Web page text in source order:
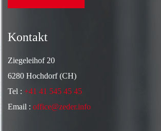
Kontakt
Ziegeleihof 20
6280 Hochdorf (CH)
Tel : +41 41 545 45 45
Email : office@zeder.info